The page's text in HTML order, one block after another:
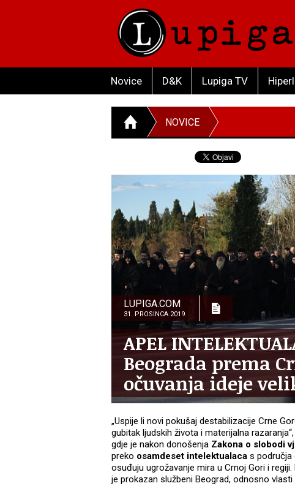
Novice D&K Lupiga TV
NOVICE
LUPIGA.COM
31. PROSINCA 2019.
APEL
Beograda prema
očuvanja ideje
„Uspije li novi pokušaj destabilizacije Crne
gubitak ljudskih života i materijalna
gdje je nakon donošenja Zakona o slobodi
preko osamdeset intelektualaca s područja
osuđuju ugrožavanje mira u Crnoj Gori i
je prokazan službeni Beograd, odnosno vlasti